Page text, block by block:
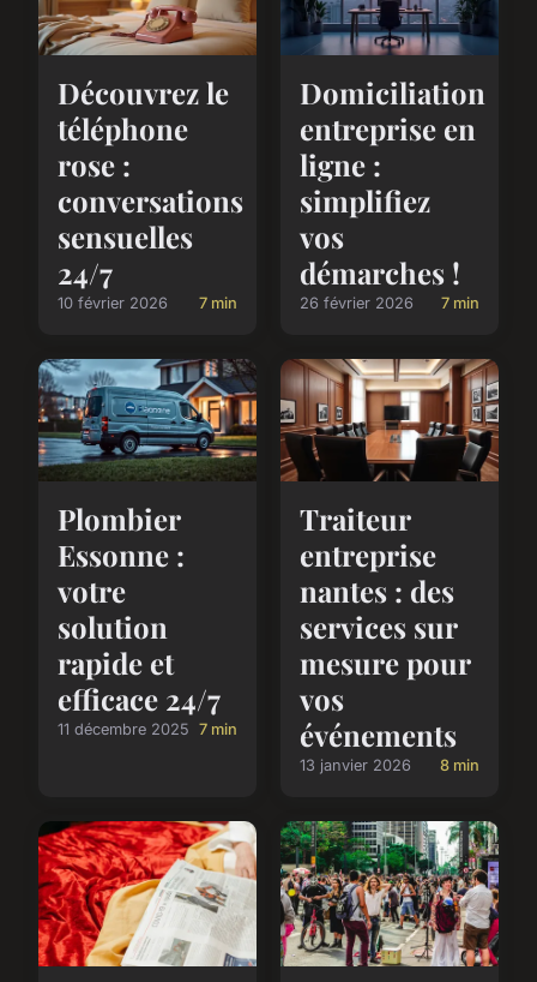
Découvrez le
téléphone
rose :
conversations
sensuelles
24/7
10 février 2026 7 min
Domiciliation
entreprise en
ligne :
simplifiez
vos
démarches !
26 février 2026 7 min
Plombier
Essonne :
votre
solution
rapide et
efficace 24/7
11 décembre 2025 7 min
Traiteur
entreprise
nantes : des
services sur
mesure pour
vos
événements
13 janvier 2026 8 min